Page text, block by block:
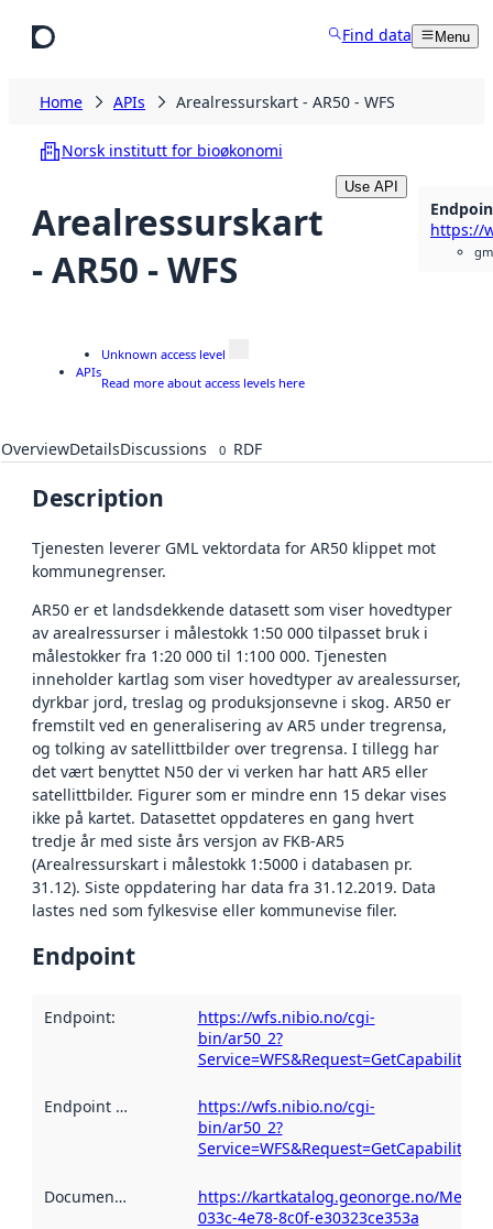
Find data Menu
Home APIs Arealressurskart - AR50 - WFS
Norsk institutt for bioøkonomi
Arealressurskart
- AR50 - WFS
Use API
APIs
Unknown access level
Read more about access levels here
OverviewDetailsDiscussions 0 RDF
Description
Tjenesten leverer GML vektordata for AR50 klippet mot
kommunegrenser.
AR50 er et landsdekkende datasett som viser hovedtyper
av arealressurser i målestokk 1:50 000 tilpasset bruk i
målestokker fra 1:20 000 til 1:100 000. Tjenesten
inneholder kartlag som viser hovedtyper av arealessurser,
dyrkbar jord, treslag og produksjonsevne i skog. AR50 er
fremstilt ved en generalisering av AR5 under tregrensa,
og tolking av satellittbilder over tregrensa. I tillegg har
det vært benyttet N50 der vi verken har hatt AR5 eller
satellittbilder. Figurer som er mindre enn 15 dekar vises
ikke på kartet. Datasettet oppdateres en gang hvert
tredje år med siste års versjon av FKB-AR5
(Arealressurskart i målestokk 1:5000 i databasen pr.
31.12). Siste oppdatering har data fra 31.12.2019. Data
lastes ned som fylkesvise eller kommunevise filer.
Endpoint
Endpoint:
https://wfs.nibio.no/cgi-
bin/ar50_2?
Service=WFS&Request=GetCapabilities
Endpoint description :https://wfs.nibio.no/cgi-
bin/ar50_2?
Service=WFS&Request=GetCapabilities
Documentation
https://kartkatalog.geonorge.no/
033c-4e78-8c0f-e30323ce353a